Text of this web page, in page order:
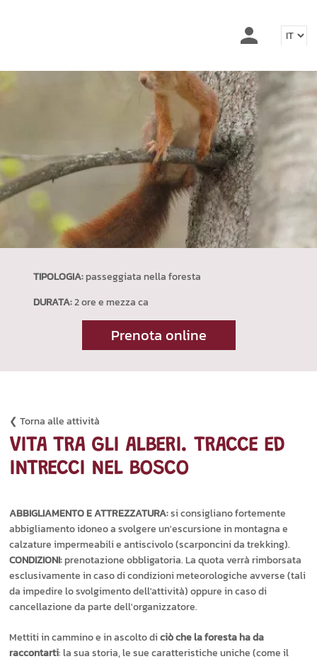
TIPOLOGIA:passeggiata nella foresta
DURATA:2 ore e mezza ca
Prenota online
❮ Torna alle attività
VITA TRA GLI ALBERI. TRACCE ED
INTRECCI NEL BOSCO
ABBIGLIAMENTO E ATTREZZATURA:si consigliano fortemente
abbigliamento idoneo a svolgere un'escursione in montagna e
calzature impermeabili e antiscivolo (scarponcini da trekking).
CONDIZIONI:prenotazione obbligatoria. La quota verrà rimborsata
esclusivamente in caso di condizioni meteorologiche avverse (tali
da impedire lo svolgimento dell'attività) oppure in caso di
cancellazione da parte dell'organizzatore.
Mettiti in cammino e in ascolto diciò che la foresta ha da
raccontarti: la sua storia, le sue caratteristiche uniche (come il